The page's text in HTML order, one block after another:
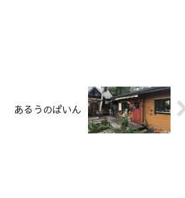
あるうのぱいん